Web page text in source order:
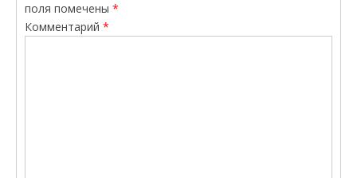
поля помечены *
Комментарий *